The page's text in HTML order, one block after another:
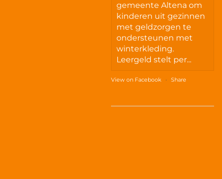
gemeente Altena om
kinderen uit gezinnen
met geldzorgen te
ondersteunen met
winterkleding.
Leergeld stelt per...
View on Facebook · Share